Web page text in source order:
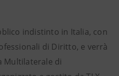
indistinto in Italia, con
di Diritto, e verrà
Multilaterale di